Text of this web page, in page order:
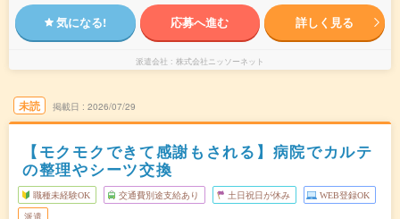
気になる! 応募へ進む 詳しく見る
派遣会社 株式会社ニッソーネット
未読 掲載日 2026/07/29
【モクモクできて感謝もされる】病院でカルテ
の整理やシーツ交換
職種未経験OK 交通費別途支給あり 土日祝日が休み WEB登録OK
派遣